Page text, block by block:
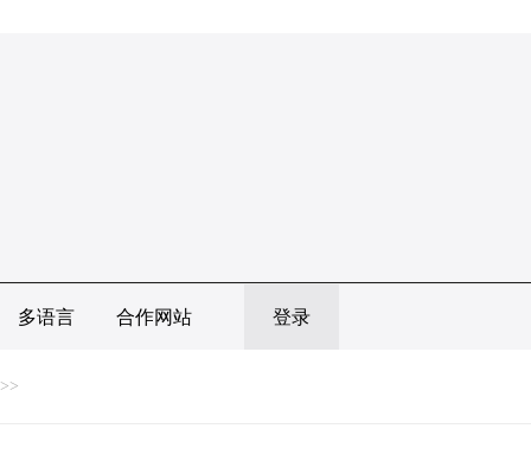
多语言 合作网站 登录
>>